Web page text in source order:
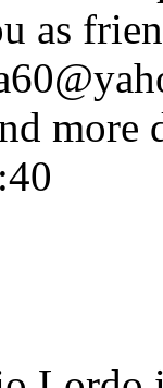
as
more